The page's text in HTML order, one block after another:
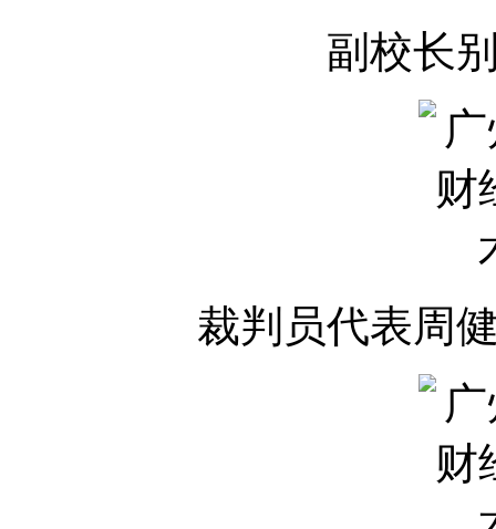
副校长
裁判员代表周